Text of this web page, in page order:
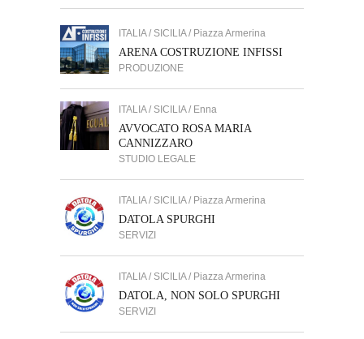
ITALIA / SICILIA / Piazza Armerina
ARENA COSTRUZIONE INFISSI
PRODUZIONE
ITALIA / SICILIA / Enna
AVVOCATO ROSA MARIA
CANNIZZARO
STUDIO LEGALE
ITALIA / SICILIA / Piazza Armerina
DATOLA SPURGHI
SERVIZI
ITALIA / SICILIA / Piazza Armerina
DATOLA, NON SOLO SPURGHI
SERVIZI